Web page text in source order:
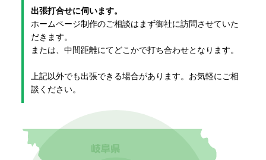
出張打合せに伺います。
ホームページ制作のご相談はまず御社に訪問させていた
だきます。
または、中間距離にてどこかで打ち合わせとなります。
上記以外でも出張できる場合があります。お気軽にご相
談ください。